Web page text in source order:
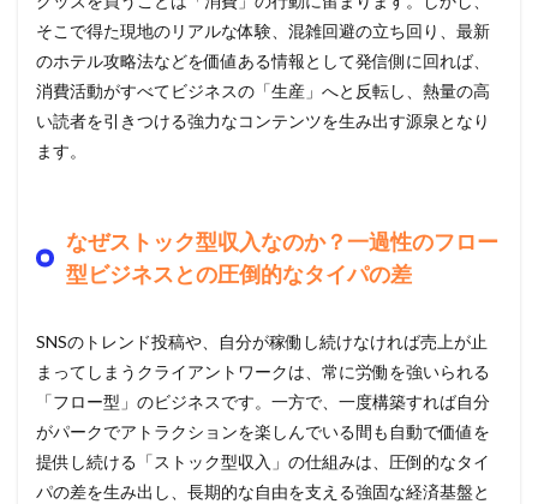
そこで得た現地のリアルな体験、混雑回避の立ち回り、最新
のホテル攻略法などを価値ある情報として発信側に回れば、
消費活動がすべてビジネスの「生産」へと反転し、熱量の高
い読者を引きつける強力なコンテンツを生み出す源泉となり
ます。
なぜストック型収入なのか？一過性のフロー
型ビジネスとの圧倒的なタイパの差
SNSのトレンド投稿や、自分が稼働し続けなければ売上が止
まってしまうクライアントワークは、常に労働を強いられる
「フロー型」のビジネスです。一方で、一度構築すれば自分
がパークでアトラクションを楽しんでいる間も自動で価値を
提供し続ける「ストック型収入」の仕組みは、圧倒的なタイ
パの差を生み出し、長期的な自由を支える強固な経済基盤と